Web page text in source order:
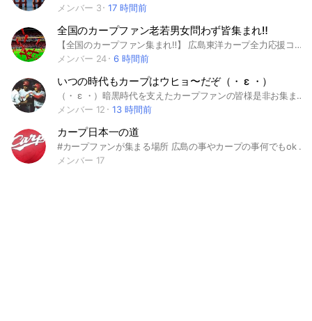
メンバー 3
17 時間前
全国のカープファン老若男女問わず皆集まれ‼️
【全国のカープファン集まれ‼️】 広島東洋カープ全力応援コミュニティ📣🎈 全国のカープ男子・カープ女子のみなさん‼️Welcome‼️✊😄 年齢・性別・ファン歴は一切不問‼️ 初心者から熱狂的なベテランまで、カープが好きな人なら誰でも大歓迎の応援コミュニティです😀 試合の実況や感想、注目選手の話題、現地観戦の報告など、カープに関することなら何でも気軽にトークして、みんなで一緒に盛り上がりましょう‼️ ⚠️【超重要】当チャットは承認制です入会時のトラブル防止のため、承認制にしています😀 ご参加の際は、必ず以下の2点を正しく設定・記入してください😀 不足がある場合は承認できませんのでご注意ください‼️ ①初期設定以外の「アイコン」を設定すること‼️ ②「ファン歴・推し選手」を記入すること‼️ （記入例）「10年 / 菊池選手」 🚨 安心・安全に楽しむためのルール（必読） 参加者全員が居心地よく、リスペクトを持って全力で応援するために、以下のルールをお守りください😀 【歓迎すること】試合中のリアルタイム実況や応援試合の感想や選手へのポジティブなコメント現地観戦の様子やグッズ、イベント情報の共有 【禁止事項】選手、監督、球団、他球団、および参加者への誹謗中傷や過度な批判個人情報の掲載（LINE ID、QRコード、本名、連絡先など）出会い目的、勧誘、広告、営業行為荒らし行為や不快感を与える投稿 🔰 承認されて参加したらまずは…ノートのルールを確認してから参加してください‼️ みんなで仲良く‼️マナーを守って‼️ 全力でカープを応援しましょう‼️ 皆様のご参加を心よりお待ちしております‼️✊🔥
メンバー 24
6 時間前
いつの時代もカープはウヒョ〜だぞ（・ ε ・）
（・ ε ・）暗黒時代を支えたカープファンの皆様是非お集まり下さい。再び来るであろう黄金期に向けて楽しく今のカープを応援しましょう(=ﾟωﾟ)ﾉぃぉぅ 誹謗中傷、采配等の批判が多め、煽りキャラな方は退室頂くかも知れません。カープファンで楽しくコミュニケーションがとれる方々をお待ちしておりますσ(´ω｀*) #広島東洋カープ #山本浩二 #三村敏之 #達川光男 #ブラウン #野村謙二郎 #緒方孝市 #佐々岡真司 #プロ野球 #ウヒョスレ #暗黒時代 #カープ #地鶏トレーニング #けん玉トレーニング #クモ男 #まあええことよ #安仁屋宗八 #RCC #中国新聞 #大本営 #ピーコ #広島 #広島市民球場 #大下剛史 #鬼軍曹 #暗黒期 #監督 #本部長 #MAZDA #マツダ #松田 #侍ジャパン
メンバー 12
13 時間前
カープ日本一の道
#カープファンが集まる場所 広島の事やカープの事何でもok 誹謗中傷、荒らし✖️ 盛り上げてくれる方カープファン大歓迎
メンバー 17